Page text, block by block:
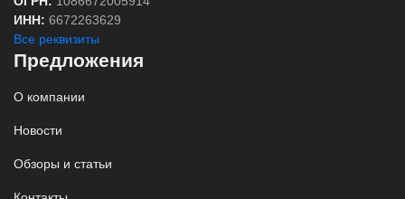
ИНН: 6672263629
Все реквизиты
Предложения
О компании
Новости
Обзоры и статьи